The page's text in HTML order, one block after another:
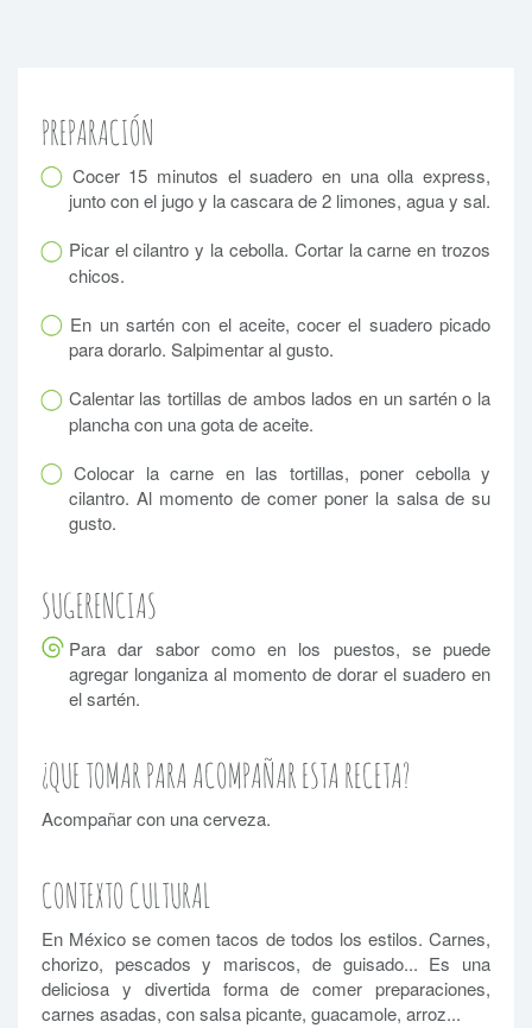
PREPARACIÓN
Cocer 15 minutos el suadero en una olla express,
junto con el jugo y la cascara de 2 limones, agua y sal.
Picar el cilantro y la cebolla. Cortar la carne en trozos
chicos.
En un sartén con el aceite, cocer el suadero picado
para dorarlo. Salpimentar al gusto.
Calentar las tortillas de ambos lados en un sartén o la
plancha con una gota de aceite.
Colocar la carne en las tortillas, poner cebolla y
cilantro. Al momento de comer poner la salsa de su
gusto.
SUGERENCIAS
Para dar sabor como en los puestos, se puede
agregar longaniza al momento de dorar el suadero en
el sartén.
¿QUE TOMAR PARA ACOMPAÑAR ESTA RECETA?
Acompañar con una cerveza.
CONTEXTO CULTURAL
En México se comen tacos de todos los estilos. Carnes,
chorizo, pescados y mariscos, de guisado... Es una
deliciosa y divertida forma de comer preparaciones,
carnes asadas, con salsa picante, guacamole, arroz...